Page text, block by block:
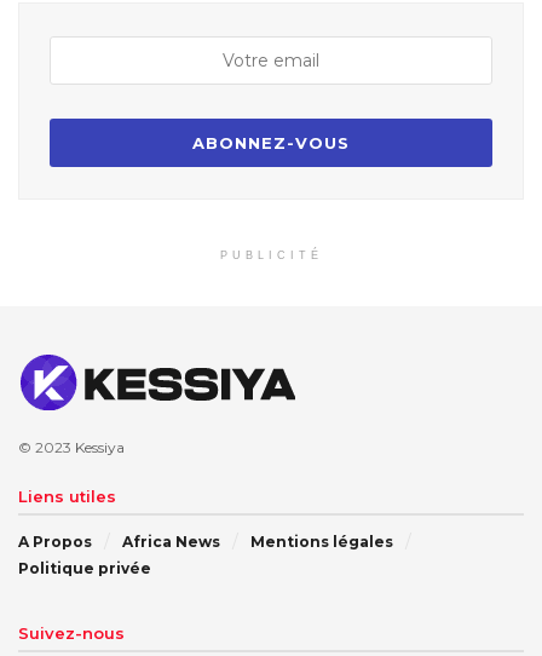
PUBLICITÉ
© 2023 Kessiya
Liens utiles
A Propos Africa News
Mentions légales
Politique privée
Suivez-nous